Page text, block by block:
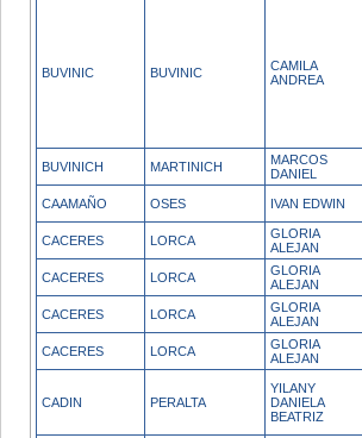
BUVINIC BUVINIC
CAMILA
ANDREA
BUVINICH MARTINICH
MARCOS
DANIEL
CAAMAÑO OSES IVAN EDWIN
CACERES LORCA
GLORIA
ALEJAN
CACERES LORCA
GLORIA
ALEJAN
CACERES LORCA
GLORIA
ALEJAN
CACERES LORCA
GLORIA
ALEJAN
CADIN PERALTA
YILANY
DANIELA
BEATRIZ